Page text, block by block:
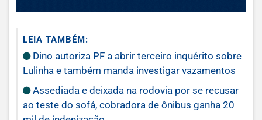
LEIA TAMBÉM:
Dino autoriza PF a abrir terceiro inquérito sobre
Lulinha e também manda investigar vazamentos
Assediada e deixada na rodovia por se recusar
ao teste do sofá, cobradora de ônibus ganha 20